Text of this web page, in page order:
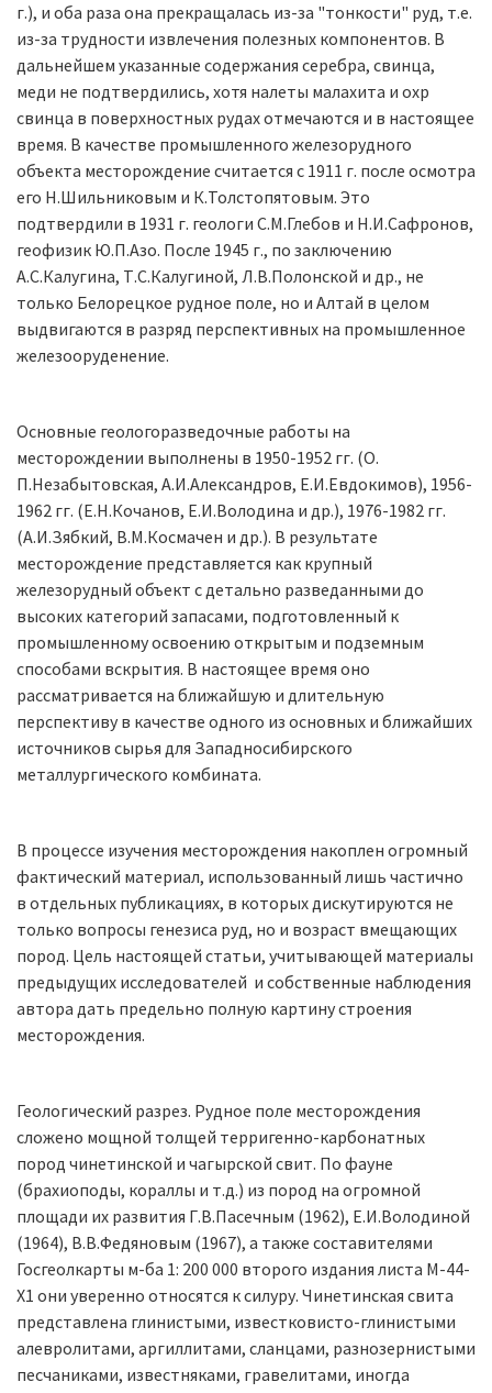
г.), и оба раза она прекращалась из-за "тонкости" руд, т.е.
из-за трудности извлечения полезных компонентов. В
дальнейшем указанные содержания серебра, свинца,
меди не подтвердились, хотя налеты малахита и охр
свинца в поверхностных рудах отмечаются и в настоящее
время. В качестве промышленного железорудного
объекта месторождение считается с 1911 г. после осмотра
его Н.Шильниковым и К.Толстопятовым. Это
подтвердили в 1931 г. геологи С.М.Глебов и Н.И.Сафронов,
геофизик Ю.П.Азо. После 1945 г., по заключению
А.С.Калугина, Т.С.Калугиной, Л.В.Полонской и др., не
только Белорецкое рудное поле, но и Алтай в целом
выдвигаются в разряд перспективных на промышленное
железооруденение.
Основные геологоразведочные работы на
месторождении выполнены в 1950-1952 гг. (О.
П.Незабытовская, А.И.Александров, Е.И.Евдокимов), 1956-
1962 гг. (Е.Н.Кочанов, Е.И.Володина и др.), 1976-1982 гг.
(А.И.Зябкий, В.М.Космачен и др.). В результате
месторождение представляется как крупный
железорудный объект с детально разведанными до
высоких категорий запасами, подготовленный к
промышленному освоению открытым и подземным
способами вскрытия. В настоящее время оно
рассматривается на ближайшую и длительную
перспективу в качестве одного из основных и ближайших
источников сырья для Западносибирского
металлургического комбината.
В процессе изучения месторождения накоплен огромный
фактический материал, использованный лишь частично
в отдельных публикациях, в которых дискутируются не
только вопросы генезиса руд, но и возраст вмещающих
пород. Цель настоящей статьи, учитывающей материалы
предыдущих исследователей и собственные наблюдения
автора дать предельно полную картину строения
месторождения.
Геологический разрез. Рудное поле месторождения
сложено мощной толщей терригенно-карбонатных
пород чинетинской и чагырской свит. По фауне
(брахиоподы, кораллы и т.д.) из пород на огромной
площади их развития Г.В.Пасечным (1962), Е.И.Володиной
(1964), В.В.Федяновым (1967), а также составителями
Госгеолкарты м-ба 1: 200 000 второго издания листа М-44-
Х1 они уверенно относятся к силуру. Чинетинская свита
представлена глинистыми, известковисто-глинистыми
алевролитами, аргиллитами, сланцами, разнозернистыми
песчаниками, известняками, гравелитами, иногда